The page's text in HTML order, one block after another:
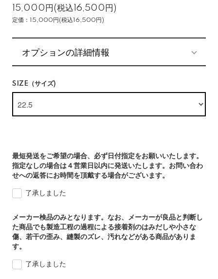
15,000円(税込16,500円)
定価：15,000円(税込16,500円)
オプションの詳細情報
SIZE（サイズ)
最短発送をご希望の場合、必ず日付指定をお願いいたします。
指定なしの場合は４営業日以内に発送いたします。お問い合わ
せへの返答にお時間を頂戴する場合がございます。
了承しました
メーカー検品のみとなります。なお、メーカーが良品と判断し
た商品でも製造工程の過程による接着剤のはみだしや小さな
傷、若干の歪み、縫製のズレ、汚れなどがある商品がありま
す。
了承しました